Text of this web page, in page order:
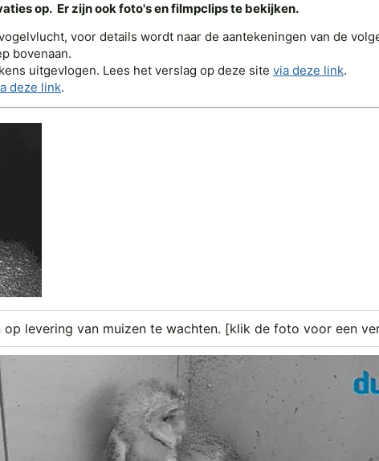
op. Er zijn ook foto's en filmpclips te bekijken.
voor details wordt naar de aantekeningen van de
bovenaan.
uitgevlogen. Lees het verslag op deze site via deze link.
deze link.
op levering van muizen te wachten. [klik de foto voor een